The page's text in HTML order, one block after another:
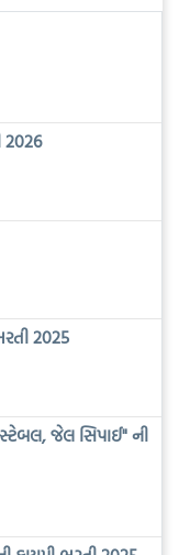
2026
2025
જેલ સિપાઈ" ની